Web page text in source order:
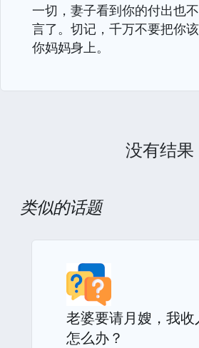
一切，妻子看到你的付出也
言了。切记，千万不要把你
你妈妈身上。
没有结果
类似的话题
老婆要请月嫂，我收
怎么办？